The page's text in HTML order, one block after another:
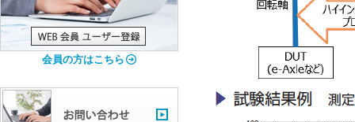
会員の方はこちら